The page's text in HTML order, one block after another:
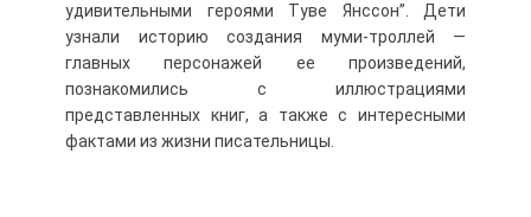
удивительными героями Туве Янссон”. Дети
узнали историю создания муми-троллей —
главных персонажей ее произведений,
познакомились с иллюстрациями
представленных книг, а также с интересными
фактами из жизни писательницы.